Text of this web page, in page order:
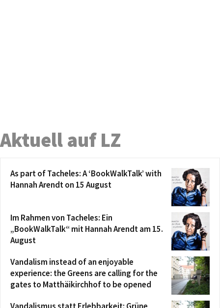
Aktuell auf LZ
As part of Tacheles: A ‘BookWalkTalk’ with
Hannah Arendt on 15 August
Im Rahmen von Tacheles: Ein
„BookWalkTalk“ mit Hannah Arendt am 15.
August
Vandalism instead of an enjoyable
experience: the Greens are calling for the
gates to Matthäikirchhof to be opened